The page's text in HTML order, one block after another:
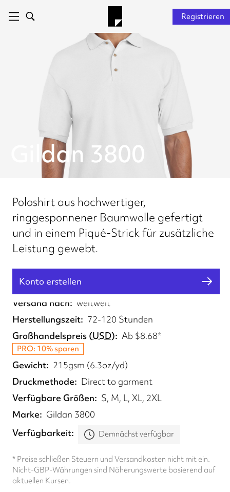
Registrieren
Gildan 3800
Poloshirt aus hochwertiger,
ringgesponnener Baumwolle gefertigt
und in einem Piqué-Strick für zusätzliche
Leistung gewebt.
Konto erstellen
Erfüllt von
UK
Versand nach
weltweit
Herstellungszeit
72-120 Stunden
Großhandelspreis (USD) Ab $8.68*
PRO: 10% sparen
Gewicht
215gsm (6.3oz/yd)
Druckmethode
Direct to garment
Verfügbare Größen
S, M, L, XL, 2XL
Marke
Gildan 3800
Verfügbarkeit
Demnächst verfügbar
* Preise schließen Steuern und Versandkosten nicht mit ein.
Nicht-GBP-Währungen sind Näherungswerte basierend auf
aktuellen Kursen.